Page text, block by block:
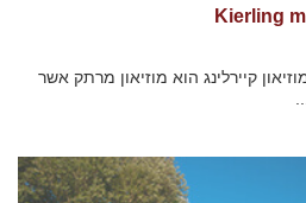
קיירלינג הוא מוזיאון מרתק אשר